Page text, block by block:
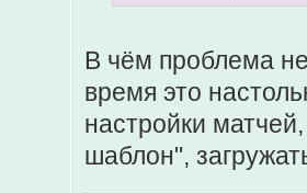
В чём проблема
время это
настройки
шаблон",